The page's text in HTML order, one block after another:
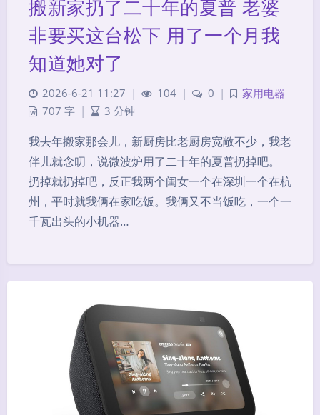
搬新家扔了二十年的夏普 老婆
非要买这台松下 用了一个月我
知道她对了
2026-6-21 11:27 | 104 | 0 |
家用电器
707 字 | 3 分钟
我去年搬家那会儿，新厨房比老厨房宽敞不少，我老
伴儿就念叨，说微波炉用了二十年的夏普扔掉吧。
扔掉就扔掉吧，反正我两个闺女一个在深圳一个在杭
州，平时就我俩在家吃饭。我俩又不当饭吃，一个一
千瓦出头的小机器…